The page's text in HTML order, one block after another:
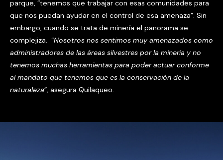
parque, “tenemos que trabajar con esas comunidades para
que nos puedan ayudar en el control de esa amenaza”. Sin
embargo, cuando se trata de minería el panorama se
complejiza. “Nosotros nos sentimos muy amenazados como
administradores de las áreas silvestres por la minería y no
tenemos muchas herramientas para poder actuar conforme
al mandato que tenemos que es la conservación de la
naturaleza”, asegura Quilaqueo.